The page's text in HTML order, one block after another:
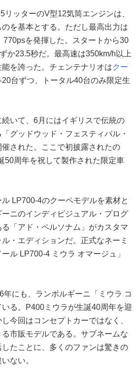
リッターのV型12気筒エンジンは、
を基本とする。ただし最高出力は
770psを発揮した。スタートから30
か23.5秒だ。最高速は350km/h以上
を誇った。チェンテナリオはクー
20台ずつ、トータル40台のみ限定生
いて、6月にはイギリスで伝統の
グッドウッド・フェスティバル・
された。ここで初披露されたの
50周年を祝して製作された限定車
LP700-4のクーペモデルを素材と
ニのインディビジュアル・プログ
「アド・ペルソナム」がカスタマ
・エディションだ。正式なネーミ
ル LP700-4 ミウラ オマージュ」
年にも、ランボルギーニ「ミウラ コ
る。P400ミウラが生誕40周年を迎
今回はコンセプトカーではなく、
市販モデルである。サブネームな
たことに、多くのファンは驚きの
ない。